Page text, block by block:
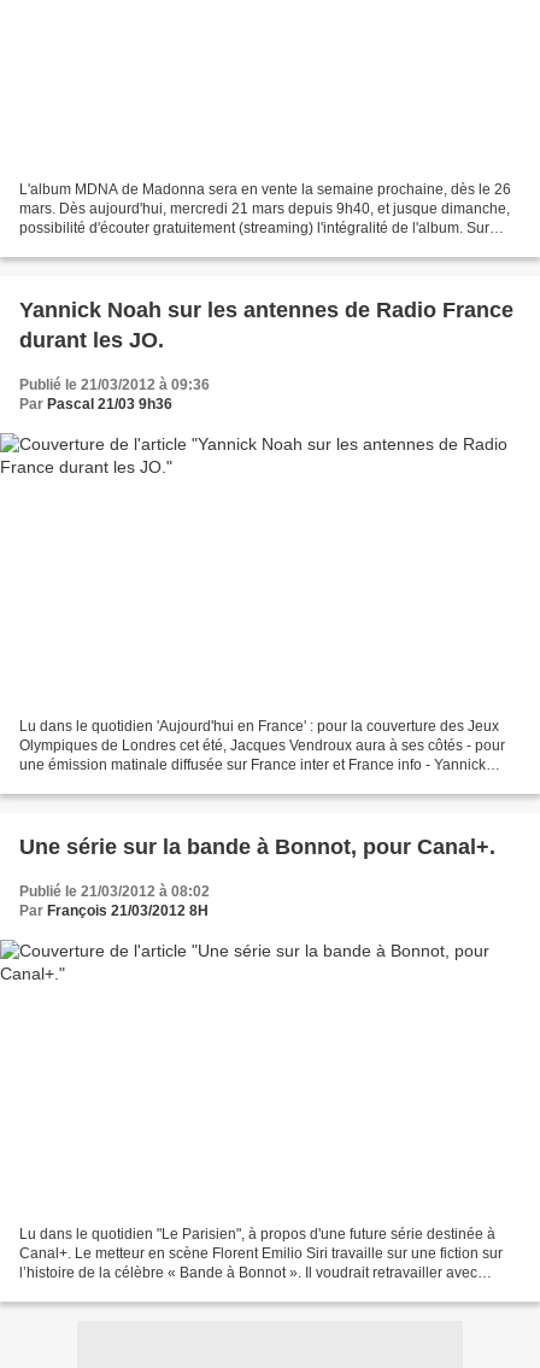
L'album MDNA de Madonna sera en vente la semaine prochaine, dès le 26
mars. Dès aujourd'hui, mercredi 21 mars depuis 9h40, et jusque dimanche,
possibilité d'écouter gratuitement (streaming) l'intégralité de l'album. Sur
Yannick Noah sur les antennes de Radio France
durant les JO.
Publié le 21/03/2012 à 09:36
Par Pascal 21/03 9h36
Lu dans le quotidien 'Aujourd'hui en France' : pour la couverture des Jeux
Olympiques de Londres cet été, Jacques Vendroux aura à ses côtés - pour
une émission matinale diffusée sur France inter et France info - Yannick
Une série sur la bande à Bonnot, pour Canal+.
Publié le 21/03/2012 à 08:02
Par François 21/03/2012 8H
Lu dans le quotidien "Le Parisien", à propos d'une future série destinée à
Canal+. Le metteur en scène Florent Emilio Siri travaille sur une fiction sur
l’histoire de la célèbre « Bande à Bonnot ». Il voudrait retravailler avec